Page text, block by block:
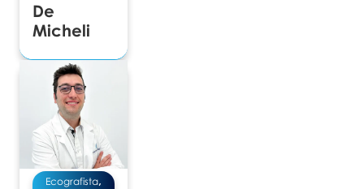
De
Micheli
Ecografista,